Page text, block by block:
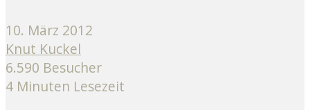
10. März 2012
Knut Kuckel
6.590 Besucher
4 Minuten Lesezeit